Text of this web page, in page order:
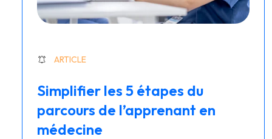
ARTICLE
Simplifier les 5 étapes du
parcours de l’apprenant en
médecine